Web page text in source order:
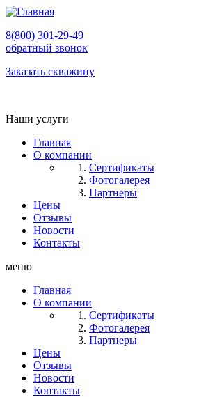
8(800) 301-29-49
обратный звонок
Заказать скважину
Наши услуги
Главная
О компании
Сертификаты
Фотогалерея
Партнеры
Цены
Отзывы
Новости
Контакты
меню
Главная
О компании
Сертификаты
Фотогалерея
Партнеры
Цены
Отзывы
Новости
Контакты